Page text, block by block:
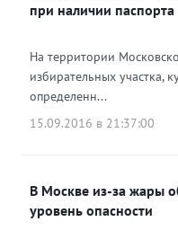
при наличии
На территории
избирательных участка,
определенн...
15.09.2016 в 21:37:00
В Москве из-за жары
уровень опасности